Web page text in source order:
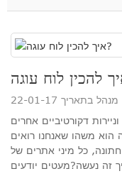
בתאריך 22-01-17
דקורטיביים אחרים
הוא משהו שאנחנו רואים
כל מיני אתרים של